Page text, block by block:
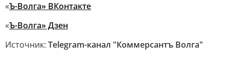
«Ъ-Волга» ВКонтакте
«Ъ-Волга» Дзен
Источник: Telegram-канал "Коммерсантъ Волга"